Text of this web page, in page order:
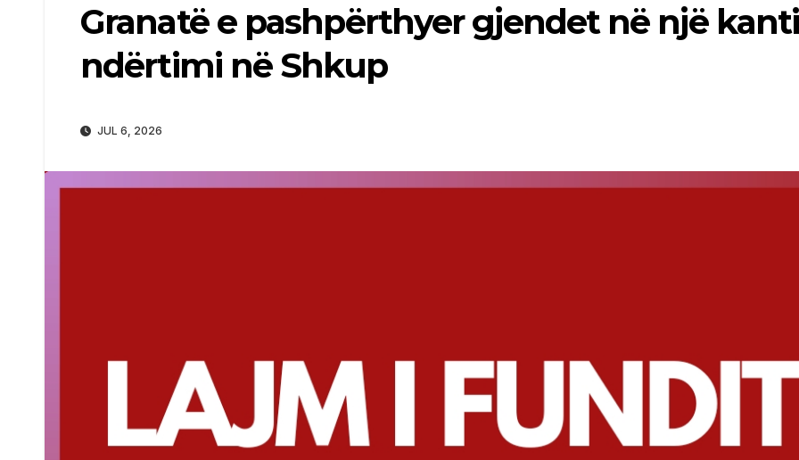
Granatë e pashpërthyer gjendet në një
ndërtimi në Shkup
JUL 6, 2026